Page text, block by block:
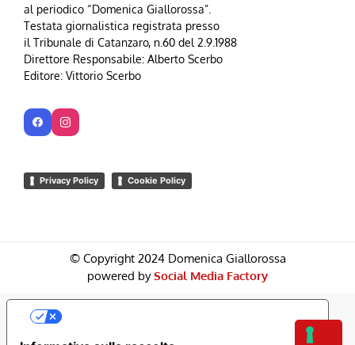
al periodico “Domenica Giallorossa”.
Testata giornalistica registrata presso
il Tribunale di Catanzaro, n.60 del 2.9.1988
Direttore Responsabile: Alberto Scerbo
Editore: Vittorio Scerbo
Privacy Policy Cookie Policy
© Copyright 2024 Domenica Giallorossa
powered bySocial Media Factory
Le Tue Preferenze Relative Alla Privacy